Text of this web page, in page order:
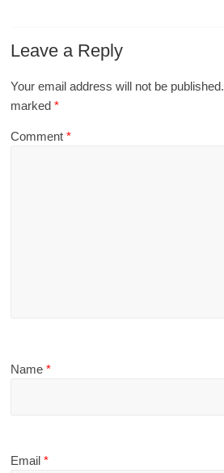
Leave a Reply
Your email address will not be published.
marked*
Comment*
Name*
Email*